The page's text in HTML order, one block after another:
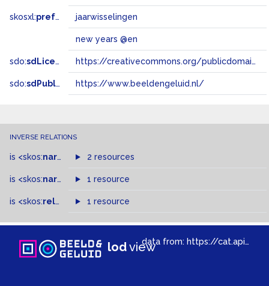
skosxl:prefLabel jaarwisselingen
new years @en
sdo:sdLicense https://creativecommons.org/publicdomain/zero/1.0/
sdo:sdPublisher https://www.beeldengeluid.nl/
INVERSE RELATIONS
is <skos:narrowMatch >of
2 resources
is <skos:narrower >of
1 resource
is <skos:related > of1 resource
lodviewdata from: https://cat.apis.beeldengeluid.nl/sparql